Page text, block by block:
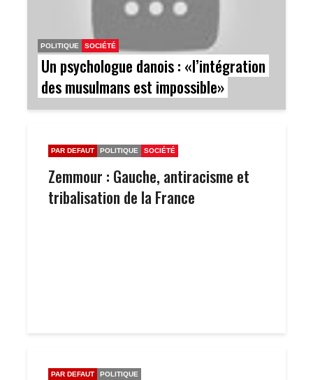
POLITIQUE SOCIÉTÉ
Un psychologue danois : «l’intégration
des musulmans est impossible»
PAR DEFAUT POLITIQUE SOCIÉTÉ
Zemmour : Gauche, antiracisme et
tribalisation de la France
PAR DEFAUT POLITIQUE